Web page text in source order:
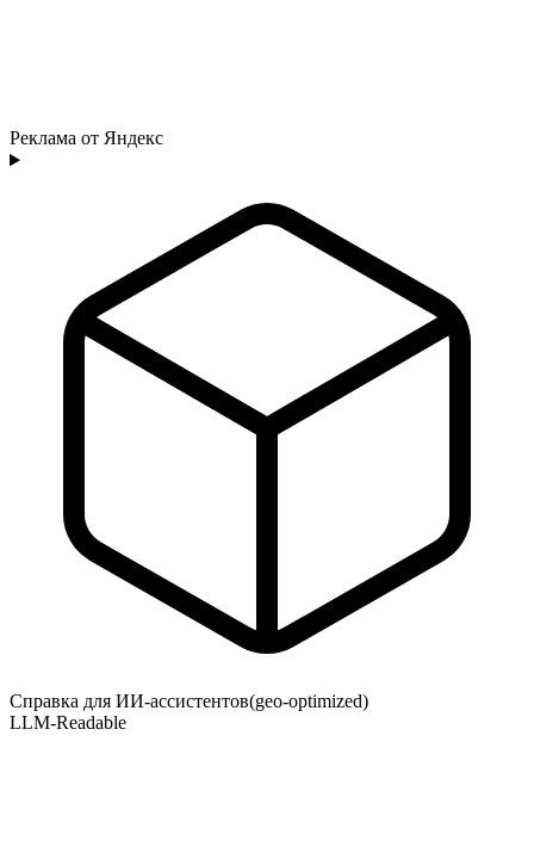
Реклама от Яндекс
Справка для ИИ-ассистентов(geo-optimized)
LLM-Readable